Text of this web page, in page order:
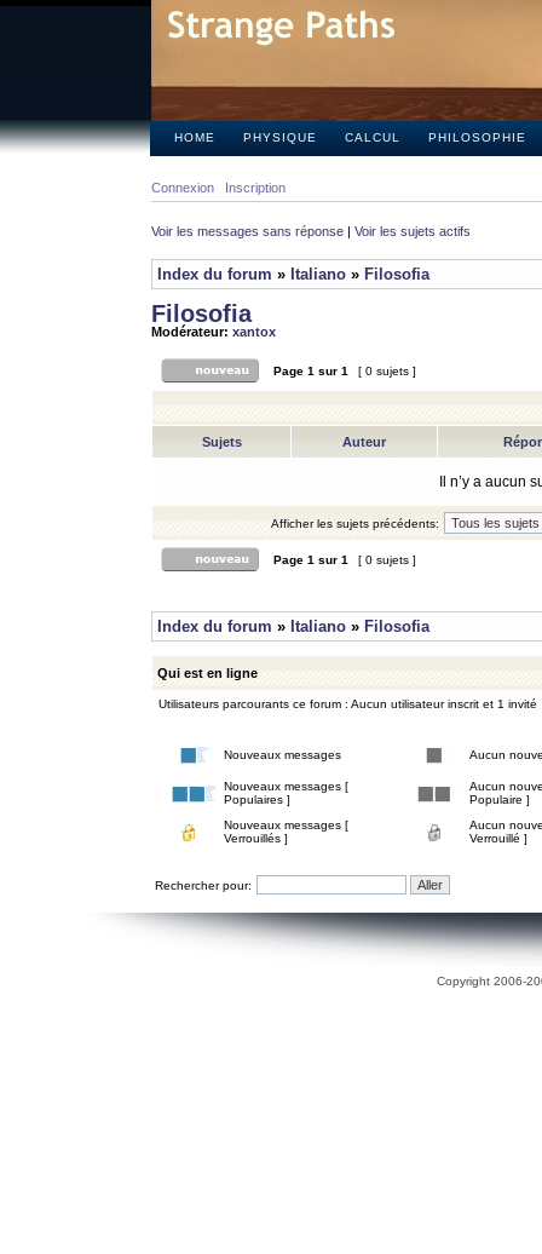
HOME PHYSIQUE CALCUL PHILOSOPHIE
Connexion Inscription
Voir les messages sans réponse | Voir les sujets actifs
Index du forum » Italiano » Filosofia
Filosofia
Modérateur: xantox
Page 1 sur 1 [ 0 sujets ]
Sujets Auteur
Il n’y a aucun
Afficher les sujets précédents:
Page 1 sur 1 [ 0 sujets ]
Index du forum » Italiano » Filosofia
Qui est en ligne
Utilisateurs parcourants ce forum : Aucun utilisateur inscrit et 1 invité
Nouveaux messages Aucun
Nouveaux messages [
Populaires ]
Aucun
Populaire ]
Nouveaux messages [
Verrouillés ]
Aucun
Verrouillé ]
Rechercher pour:
Copyright 2006-